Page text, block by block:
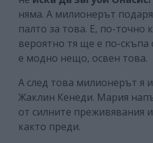
няма. А милионерът
палто за това. Е, по-точно
вероятно тя ще е по-
е модно нещо, освен това.
А след това милионерът я
Жаклин Кенеди. Мария
от силните преживявания
както преди.